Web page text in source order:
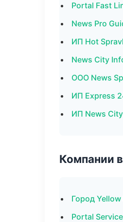
Portal Fast
News Pro
ИП Hot
News City
ООО News
ИП Express
ИП News
Компании
Город
Portal